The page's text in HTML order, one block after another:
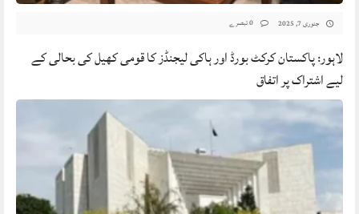
جنوری 7, 2025
لاہور: پاکستان کرکٹ بورڈ اور ہاکی لیجنڈز کا قومی کھیل کی بحالی کے
لیے اشتراک پر اتفاق